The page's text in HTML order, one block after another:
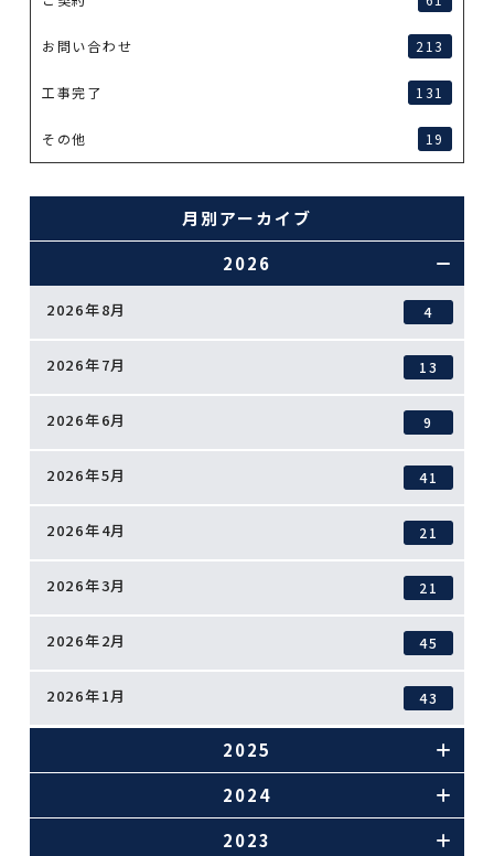
お問い合わせ 213
工事完了 131
その他 19
月別アーカイブ
2026
2026年8月 4
2026年7月 13
2026年6月 9
2026年5月 41
2026年4月 21
2026年3月 21
2026年2月 45
2026年1月 43
2025
2024
2023